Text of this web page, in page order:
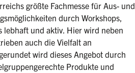
größte Fachmesse für Aus- und
durch Workshops,
lebhaft und aktiv. Hier wird neben
auch die Vielfalt an
wird dieses Angebot durch
Produkte und